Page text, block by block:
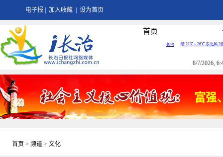
电子报 加入收藏 设为首页
首页
8/7/2026,
首页 > 频道 > 文化